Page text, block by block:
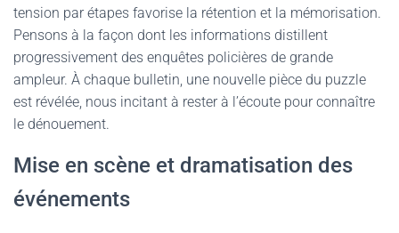
tension par étapes favorise la rétention et la mémorisation.
Pensons à la façon dont les informations distillent
progressivement des enquêtes policières de grande
ampleur. À chaque bulletin, une nouvelle pièce du puzzle
est révélée, nous incitant à rester à l’écoute pour connaître
le dénouement.
Mise en scène et dramatisation des
événements